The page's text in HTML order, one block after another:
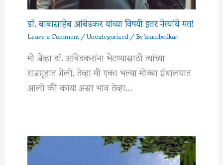
डॉ. बाबासाहेब आंबेडकर यांच्या विषयी इतर नेत्यांचे मत!
Leave a Comment/Uncategorized/ Bybrambedkar
मी जेव्हा डॉ. आंबेडकरांना भेटण्यासाठी त्यांच्या
राजगृहात गेलो, तेव्हा मी एका भल्या मोठ्या ग्रंथालयात
आलो की काय! असा भाव तेव्हा…